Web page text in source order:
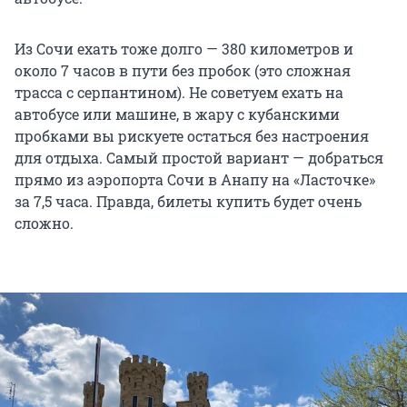
Из Сочи ехать тоже долго — 380 километров и
около 7 часов в пути без пробок (это сложная
трасса с серпантином). Не советуем ехать на
автобусе или машине, в жару с кубанскими
пробками вы рискуете остаться без настроения
для отдыха. Самый простой вариант — добраться
прямо из аэропорта Сочи в Анапу на «Ласточке»
за 7,5 часа. Правда, билеты купить будет очень
сложно.